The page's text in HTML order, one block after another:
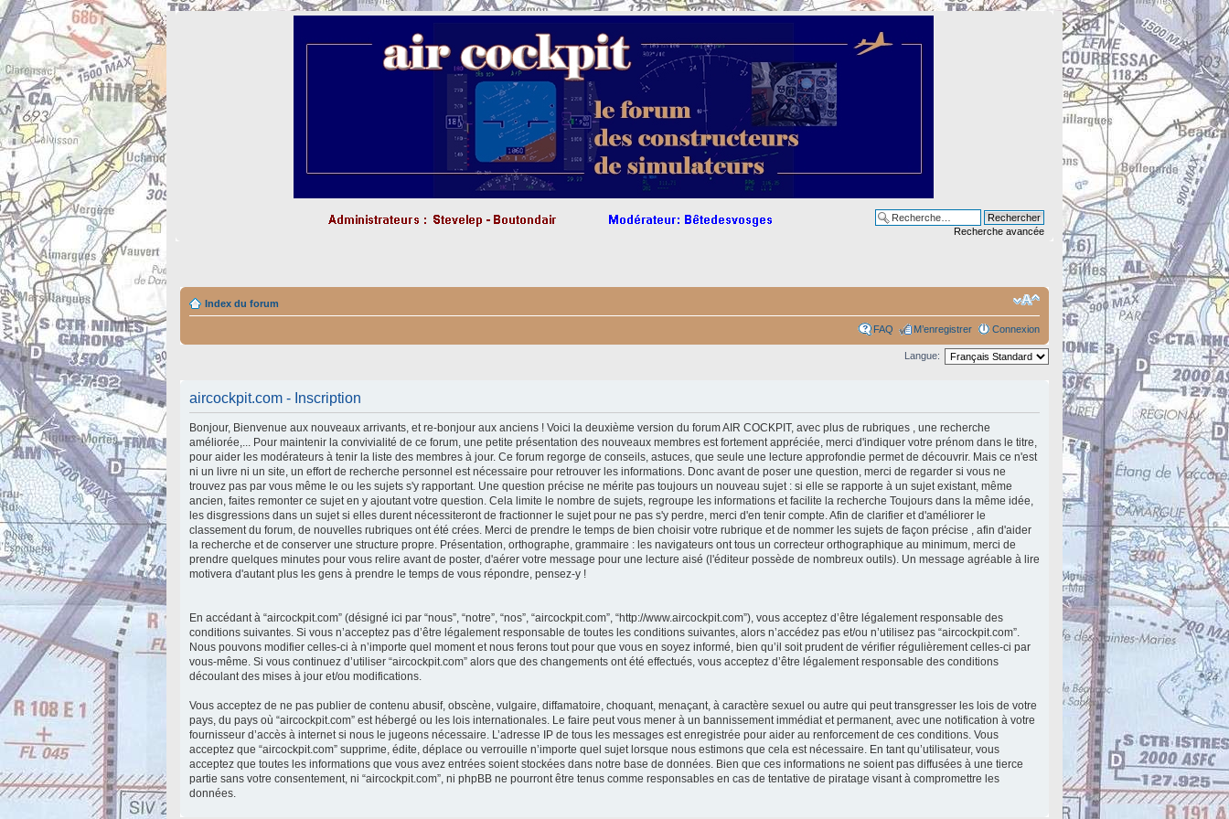
Recherche avancée
Index du forum
FAQ M’enregistrer Connexion
Langue:
aircockpit.com - Inscription
Bonjour, Bienvenue aux nouveaux arrivants, et re-bonjour aux anciens ! Voici la deuxième version du forum AIR COCKPIT, avec plus de rubriques , une recherche
améliorée,... Pour maintenir la convivialité de ce forum, une petite présentation des nouveaux membres est fortement appréciée, merci d'indiquer votre prénom dans le titre,
pour aider les modérateurs à tenir la liste des membres à jour. Ce forum regorge de conseils, astuces, que seule une lecture approfondie permet de découvrir. Mais ce n'est
ni un livre ni un site, un effort de recherche personnel est nécessaire pour retrouver les informations. Donc avant de poser une question, merci de regarder si vous ne
trouvez pas par vous même le ou les sujets s'y rapportant. Une question précise ne mérite pas toujours un nouveau sujet : si elle se rapporte à un sujet existant, même
ancien, faites remonter ce sujet en y ajoutant votre question. Cela limite le nombre de sujets, regroupe les informations et facilite la recherche Toujours dans la même idée,
les disgressions dans un sujet si elles durent nécessiteront de fractionner le sujet pour ne pas s'y perdre, merci d'en tenir compte. Afin de clarifier et d'améliorer le
classement du forum, de nouvelles rubriques ont été crées. Merci de prendre le temps de bien choisir votre rubrique et de nommer les sujets de façon précise , afin d'aider
la recherche et de conserver une structure propre. Présentation, orthographe, grammaire : les navigateurs ont tous un correcteur orthographique au minimum, merci de
prendre quelques minutes pour vous relire avant de poster, d'aérer votre message pour une lecture aisé (l'éditeur possède de nombreux outils). Un message agréable à lire
motivera d'autant plus les gens à prendre le temps de vous répondre, pensez-y !
En accédant à “aircockpit.com” (désigné ici par “nous”, “notre”, “nos”, “aircockpit.com”, “http://www.aircockpit.com”), vous acceptez d’être légalement responsable des
conditions suivantes. Si vous n’acceptez pas d’être légalement responsable de toutes les conditions suivantes, alors n’accédez pas et/ou n’utilisez pas “aircockpit.com”.
Nous pouvons modifier celles-ci à n’importe quel moment et nous ferons tout pour que vous en soyez informé, bien qu’il soit prudent de vérifier régulièrement celles-ci par
vous-même. Si vous continuez d’utiliser “aircockpit.com” alors que des changements ont été effectués, vous acceptez d’être légalement responsable des conditions
découlant des mises à jour et/ou modifications.
Vous acceptez de ne pas publier de contenu abusif, obscène, vulgaire, diffamatoire, choquant, menaçant, à caractère sexuel ou autre qui peut transgresser les lois de votre
pays, du pays où “aircockpit.com” est hébergé ou les lois internationales. Le faire peut vous mener à un bannissement immédiat et permanent, avec une notification à votre
fournisseur d’accès à internet si nous le jugeons nécessaire. L’adresse IP de tous les messages est enregistrée pour aider au renforcement de ces conditions. Vous
acceptez que “aircockpit.com” supprime, édite, déplace ou verrouille n’importe quel sujet lorsque nous estimons que cela est nécessaire. En tant qu’utilisateur, vous
acceptez que toutes les informations que vous avez entrées soient stockées dans notre base de données. Bien que ces informations ne soient pas diffusées à une tierce
partie sans votre consentement, ni “aircockpit.com”, ni phpBB ne pourront être tenus comme responsables en cas de tentative de piratage visant à compromettre les
données.